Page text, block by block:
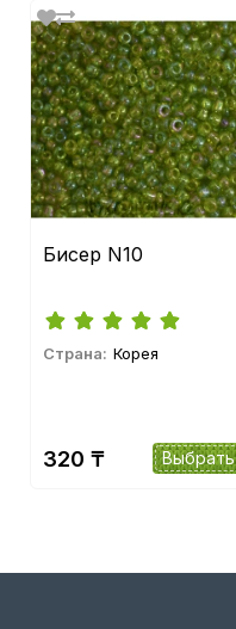
Бисер N10
Страна: Корея
320 ₸ Выбрать